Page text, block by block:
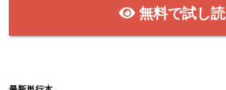
無料で試し